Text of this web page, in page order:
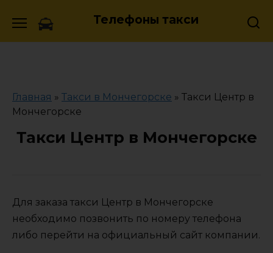
Телефоны такси
Главная » Такси в Мончегорске » Такси Центр в
Мончегорске
Такси Центр в Мончегорске
Для заказа такси Центр в Мончегорске
необходимо позвонить по номеру телефона
либо перейти на официальный сайт компании.